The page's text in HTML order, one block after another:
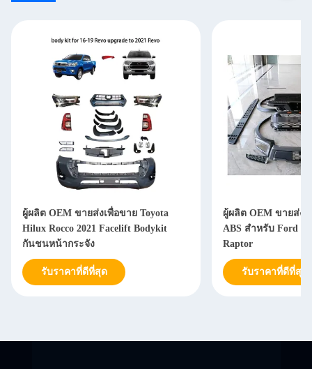
ผู้ผลิต OEM ขายส่งเพื่อขาย Toyota
Hilux Rocco 2021 Facelift Bodykit
กันชนหน้ากระจัง
รับราคาที่ดีที่สุด
ผู้ผลิต OEM ขายส่ง
ABS สำหรับ Ford
Raptor
รับราคาที่ดีที่สุด